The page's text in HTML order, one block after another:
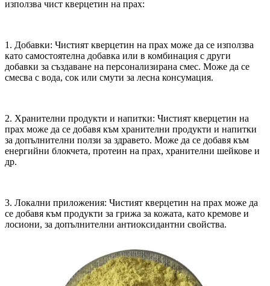
използва чист кверцетин на прах:
1. Добавки: Чистият кверцетин на прах може да се използва
като самостоятелна добавка или в комбинация с други
добавки за създаване на персонализирана смес. Може да се
смесва с вода, сок или смути за лесна консумация.
2. Хранителни продукти и напитки: Чистият кверцетин на
прах може да се добавя към хранителни продукти и напитки
за допълнителни ползи за здравето. Може да се добавя към
енергийни блокчета, протеин на прах, хранителни шейкове и
др.
3. Локални приложения: Чистият кверцетин на прах може да
се добавя към продукти за грижа за кожата, като кремове и
лосиони, за допълнителни антиоксидантни свойства.